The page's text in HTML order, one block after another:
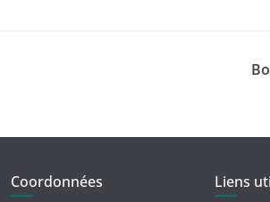
Coordonnées Liens